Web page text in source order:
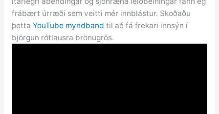
frábært úrræði sem veitti mér innblástur. Skoðaðu
þetta YouTube myndband til að fá frekari innsýn í
björgun rótlausra brönugrös.